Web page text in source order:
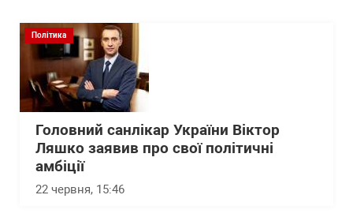
Політика
Головний санлікар України Віктор
Ляшко заявив про свої політичні
амбіції
22 червня, 15:46